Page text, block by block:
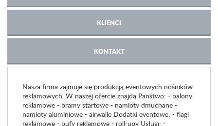
KLIENCI
KONTAKT
Nasza firma zajmuje się produkcją eventowych nośników
reklamowych. W naszej ofercie znajdą Panśtwo: - balony
reklamowe - bramy startowe - namioty dmuchane -
namioty aluminiowe - airwalle Dodatki eventowe: - flagi
reklamowe - pufy reklamowe - roll-upy Usługi: -